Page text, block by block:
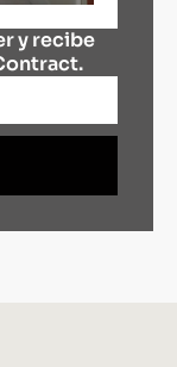
y recibe